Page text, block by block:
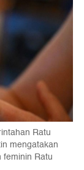
Ratu
mengatakan
Ratu